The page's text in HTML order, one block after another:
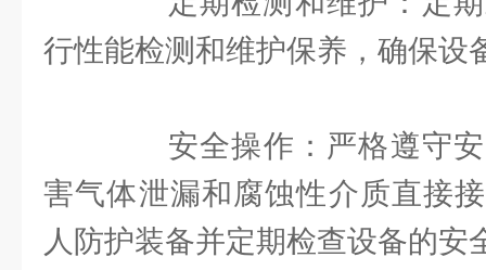
行性能检测和维护保养，确保设
安全操作：严格遵守安
害气体泄漏和腐蚀性介质直接
人防护装备并定期检查设备的安